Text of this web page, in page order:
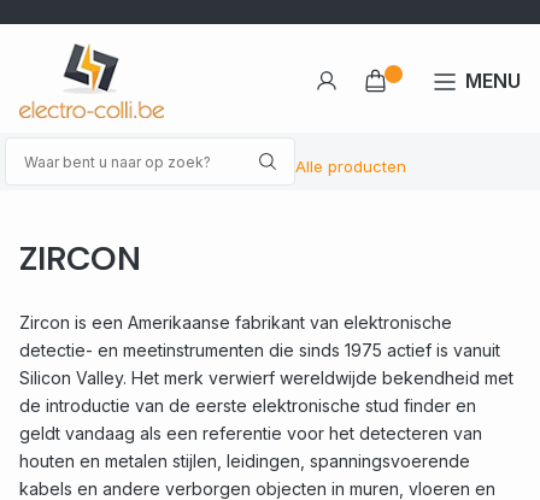
Alle producten
MENU
ZIRCON
Zircon is een Amerikaanse fabrikant van elektronische
detectie- en meetinstrumenten die sinds 1975 actief is vanuit
Silicon Valley. Het merk verwierf wereldwijde bekendheid met
de introductie van de eerste elektronische stud finder en
geldt vandaag als een referentie voor het detecteren van
houten en metalen stijlen, leidingen, spanningsvoerende
kabels en andere verborgen objecten in muren, vloeren en